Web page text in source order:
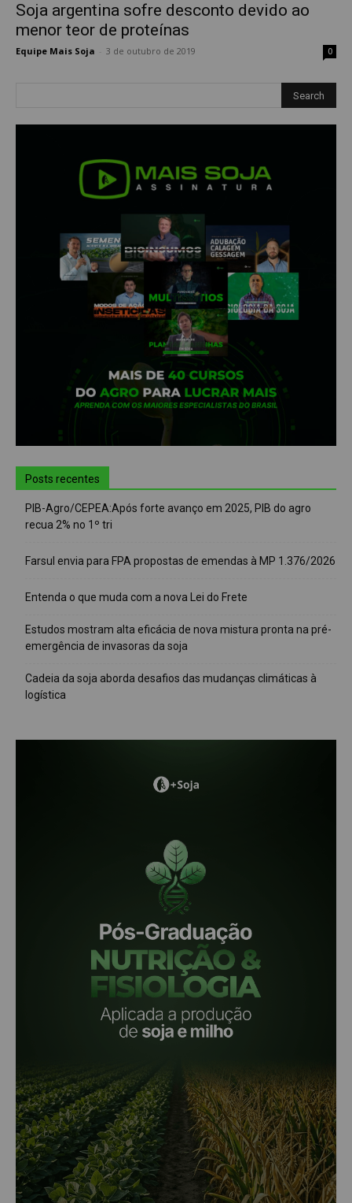
Soja argentina sofre desconto devido ao
menor teor de proteínas
Equipe Mais Soja 3 de outubro de 2019 0
Posts recentes
PIB-Agro/CEPEA:Após forte avanço em 2025, PIB do agro
recua 2% no 1º tri
Farsul envia para FPA propostas de emendas à MP 1.376/2026
Entenda o que muda com a nova Lei do Frete
Estudos mostram alta eficácia de nova mistura pronta na pré-
emergência de invasoras da soja
Cadeia da soja aborda desafios das mudanças climáticas à
logística